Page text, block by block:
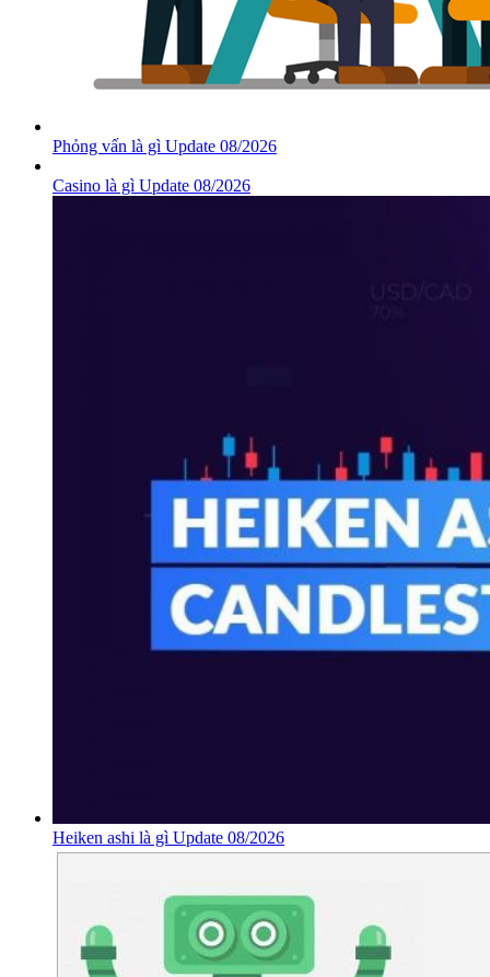
Phỏng vấn là gì Update 08/2026
Casino là gì Update 08/2026
Heiken ashi là gì Update 08/2026